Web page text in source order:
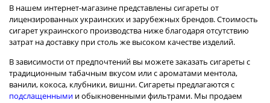
В нашем интернет-магазине представлены сигареты от
лицензированных украинских и зарубежных брендов. Стоимость
сигаретукраинского производства ниже благодаря отсутствию
затрат на доставку при столь же высоком качестве изделий.
В зависимости от предпочтений вы можете заказать сигареты с
традиционным табачным вкусом или с ароматами ментола,
ванили, кокоса, клубники, вишни. Сигареты предлагаются с
подслащенными и обыкновенными фильтрами. Мы продаем